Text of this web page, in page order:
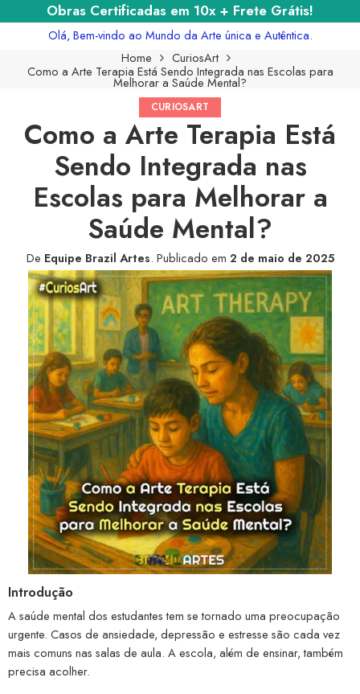
Obras Certificadas em 10x + Frete Grátis!
Olá, Bem-vindo ao Mundo da Arte única e Autêntica.
Home
CuriosArt
Como a Arte Terapia Está Sendo Integrada nas Escolas para
Melhorar a Saúde Mental?
CURIOSART
Como a Arte Terapia Está
Sendo Integrada nas
Escolas para Melhorar a
Saúde Mental?
De Equipe Brazil Artes. Publicado em 2 de maio de 2025
Introdução
A saúde mental dos estudantes tem se tornado uma preocupação
urgente. Casos de ansiedade, depressão e estresse são cada vez
mais comuns nas salas de aula. A escola, além de ensinar, também
precisa acolher.